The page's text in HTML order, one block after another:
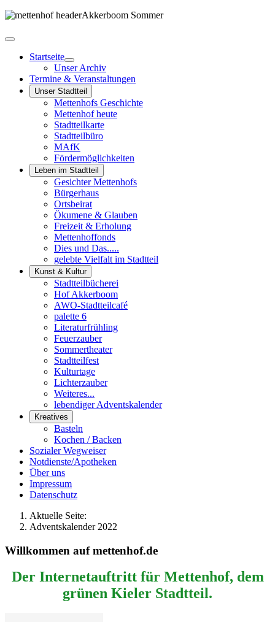
Startseite
Unser Archiv
Termine & Veranstaltungen
Unser Stadtteil
Mettenhofs Geschichte
Mettenhof heute
Stadtteilkarte
Stadtteilbüro
MAfK
Fördermöglichkeiten
Leben im Stadtteil
Gesichter Mettenhofs
Bürgerhaus
Ortsbeirat
Ökumene & Glauben
Freizeit & Erholung
Mettenhoffonds
Dies und Das.....
gelebte Vielfalt im Stadtteil
Kunst & Kultur
Stadtteilbücherei
Hof Akkerboom
AWO-Stadtteilcafé
palette 6
Literaturfrühling
Feuerzauber
Sommertheater
Stadtteilfest
Kulturtage
Lichterzauber
Weiteres...
lebendiger Adventskalender
Kreatives
Basteln
Kochen / Backen
Sozialer Wegweiser
Notdienste/Apotheken
Über uns
Impressum
Datenschutz
Aktuelle Seite:
Adventskalender 2022
Willkommen auf mettenhof.de
Der Internetauftritt für Mettenhof, dem
grünen Kieler Stadtteil.